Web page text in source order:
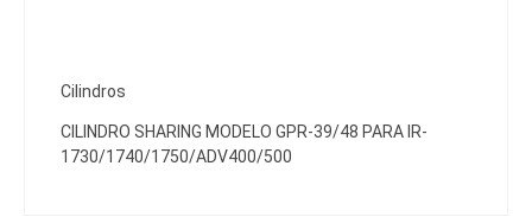
Cilindros
CILINDRO SHARING MODELO GPR-39/48 PARA IR-
1730/1740/1750/ADV400/500